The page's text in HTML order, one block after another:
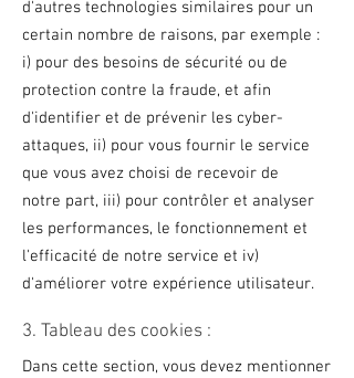
d'autres technologies similaires pour un
certain nombre de raisons, par exemple :
i) pour des besoins de sécurité ou de
protection contre la fraude, et afin
d'identifier et de prévenir les cyber-
attaques, ii) pour vous fournir le service
que vous avez choisi de recevoir de
notre part, iii) pour contrôler et analyser
les performances, le fonctionnement et
l'efficacité de notre service et iv)
d'améliorer votre expérience utilisateur.
3. Tableau des cookies :
Dans cette section, vous devez mentionner